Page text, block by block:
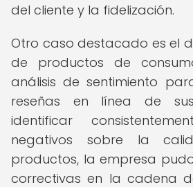
del cliente y la fidelización.
Otro caso destacado es el
de productos de
análisis de sentimiento
reseñas en línea de
identificar
negativos sobre la
productos, la empresa
correctivas en la cadena